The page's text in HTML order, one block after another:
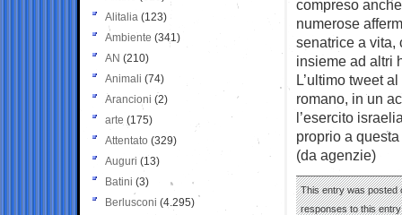
compreso
numerose
senatrice a vita,
insieme ad altri
L’ultimo tweet
romano, in un
l’esercito
proprio a
(da agenzie)
This entry was posted
responses to this
Alitalia (123)
Ambiente (341)
AN (210)
Animali (74)
Arancioni (2)
arte (175)
Attentato (329)
Auguri (13)
Batini (3)
Berlusconi (4.295)